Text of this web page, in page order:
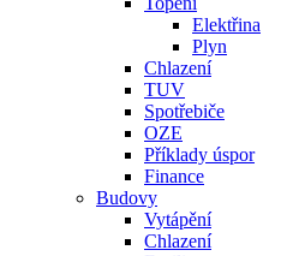
Elektřina
Plyn
Chlazení
TUV
Spotřebiče
OZE
Příklady úspor
Finance
Budovy
Vytápění
Chlazení